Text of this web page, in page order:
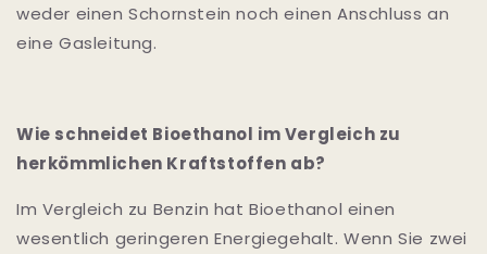
weder einen Schornstein noch einen Anschluss an
eine Gasleitung.
Wie schneidet Bioethanol im Vergleich zu
herkömmlichen Kraftstoffen ab?
Im Vergleich zu Benzin hat Bioethanol einen
wesentlich geringeren Energiegehalt. Wenn Sie zwei